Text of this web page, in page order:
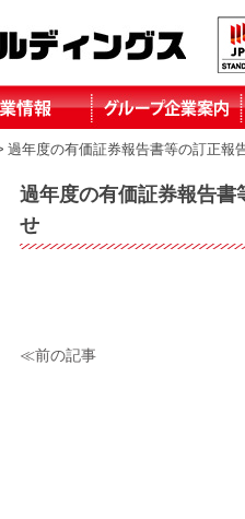
株式会社テーオ
株式会社テーオ
株式会社テーオ
株式会社テーオ
函館日産自動車
北見日産自動車
北見三菱自動車
小泉建設株式会
株式会社fika
過年度の有価証券報告書等の訂正報
過年度の有価証券報告書
せ
≪前の記事